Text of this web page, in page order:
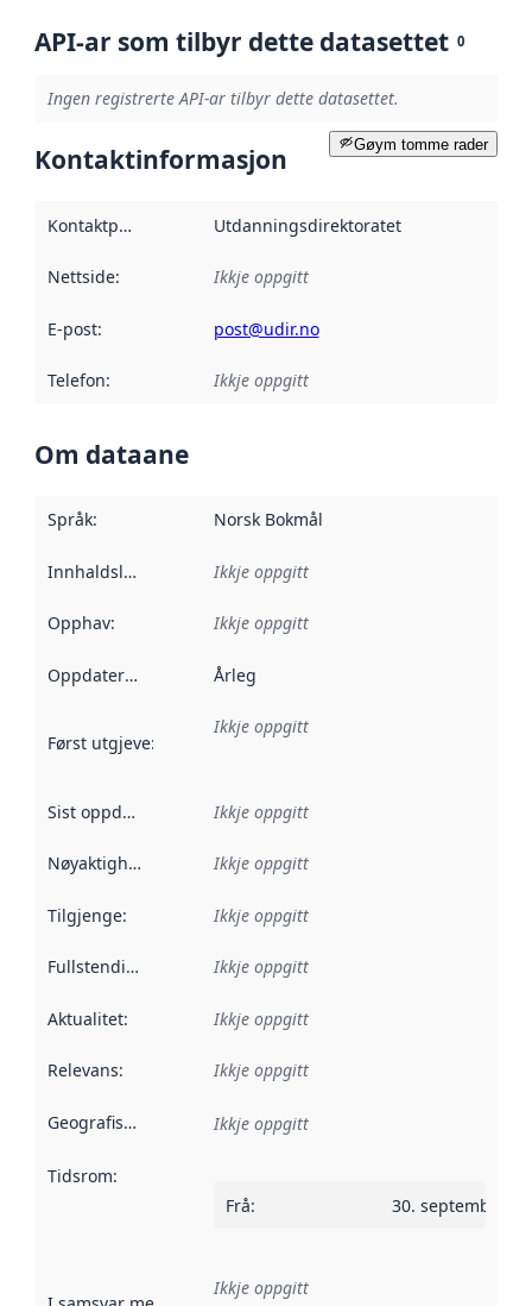
API-ar som tilbyr dette datasettet 0
Ingen registrerte API-ar tilbyr dette datasettet.
Gøym tomme rader
Kontaktinformasjon
Kontaktpunkt Utdanningsdirektoratet
Nettside: Ikkje oppgitt
E-post: post@udir.no
Telefon: Ikkje oppgitt
Om dataane
Språk: Norsk Bokmål
Innhaldsleverandørar :
Ikkje oppgitt
Opphav: Ikkje oppgitt
Oppdateringsfrekvens :
Årleg
Først utgjeve: Denne datoen seier når dataa i dette
Ikkje oppgitt
Sist oppdatert Ikkje oppgitt
Nøyaktigheit Ikkje oppgitt
Tilgjenge: Ikkje oppgitt
Fullstendigheit Ikkje oppgitt
Aktualitet: Ikkje oppgitt
Relevans: Ikkje oppgitt
Geografisk område Ikkje oppgitt
Tidsrom:
Frå: 30. september
Ikkje oppgitt